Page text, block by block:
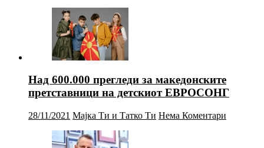
Над 600.000 прегледи за македонските
претставници на детскиот ЕВРОСОНГ
28/11/2021 Мајка Ти и Татко Ти Нема Коментари